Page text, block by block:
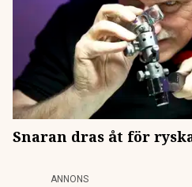
Snaran dras åt för
ANNONS